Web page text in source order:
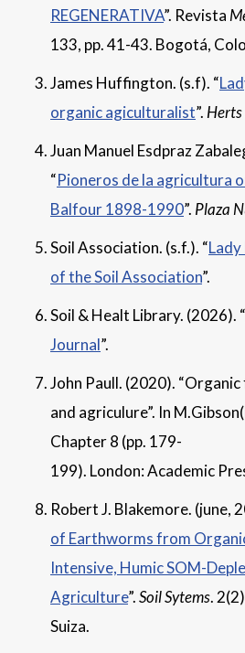
REGENERATIVA”. Revista
133, pp. 41-43. Bogotá,
James Huffington. (s.f). “
organic agiculturalist”.
Juan Manuel Esdpraz
“Pioneros de la agricultura
Balfour 1898-1990”. Plaza
Soil Association. (s.f.). “
of the Soil Association”.
Soil & Healt Library. (2026). “
Journal”.
John Paull. (2020).
and agriculure”. In
Chapter 8 (pp. 179-
199). London: Academic
Robert J. Blakemore. (june,
of Earthworms from
Intensive, Humic SOM-
Agriculture”.Soil Sytems.
Suiza.